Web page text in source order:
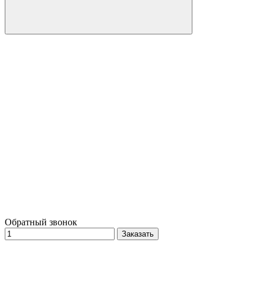
Обратный звонок
Заказать